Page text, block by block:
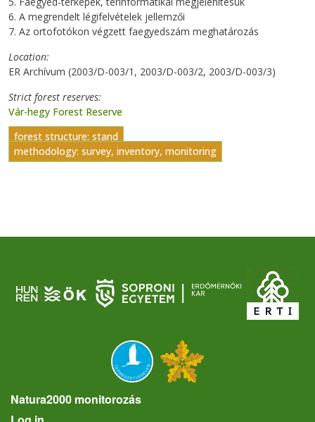
6. A megrendelt légifelvételek jellemzői
7. Az ortofotókon végzett faegyedszám meghatározás
Location
ER Archívum (2003/D-003/1, 2003/D-003/2, 2003/D-003/3)
Strict forest reserves
Vár-hegy Forest Reserve
forest structure: stand
methodology: survey, inventory, monitoring
Natura2000 monitorozás
User account menu